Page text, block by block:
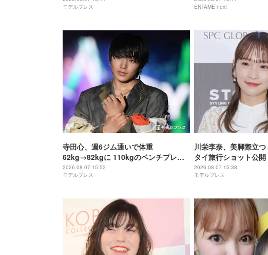
モデルプレス
ENTAME next
寺田心、週6ジム通いで体重
62kg→82kgに 110kgのベンチプレス
持ち上げる姿披露「胸板の厚みすご
い」「かっこいい」と反響
2026.08.07 15:52
モデルプレス
川栄李奈、美脚際立
タイ旅行ショット公
い」「脚が真っ直ぐで
2026.08.07 15:38
モデルプレス